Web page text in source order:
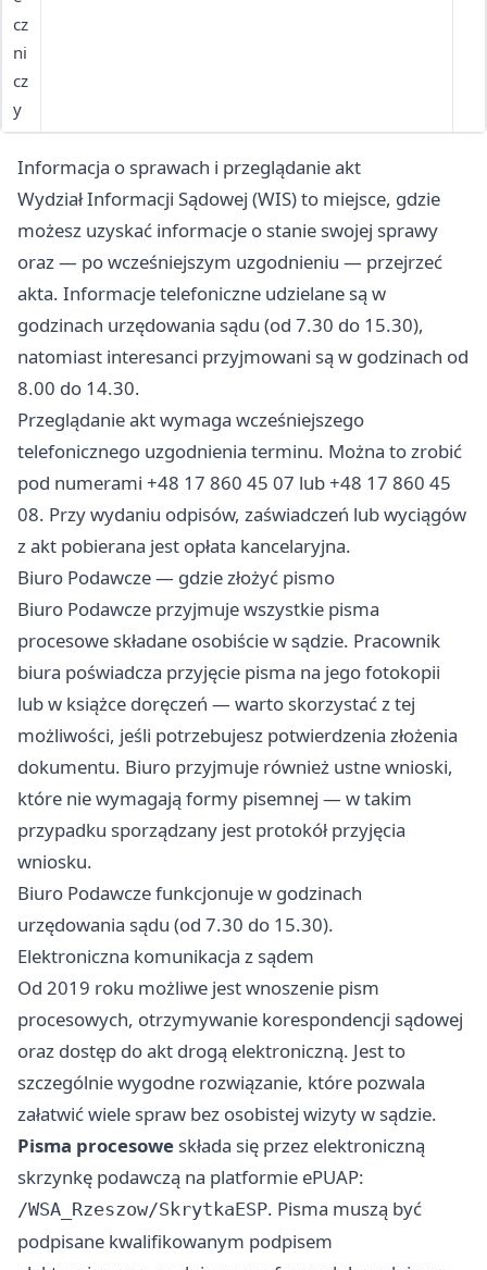
cz
ni
cz
y
osobowych, informacja publiczna, ochrona
informacji niejawnych, świadczenia w drodze
wyjątku, fundusze emerytalne, ubezpieczenia
zdrowotne, lustracja
Informacja o sprawach i przeglądanie akt
Wydział Informacji Sądowej (WIS) to miejsce, gdzie
możesz uzyskać informacje o stanie swojej sprawy
oraz — po wcześniejszym uzgodnieniu — przejrzeć
akta. Informacje telefoniczne udzielane są w
godzinach urzędowania sądu (od 7.30 do 15.30),
natomiast interesanci przyjmowani są w godzinach od
8.00 do 14.30.
Przeglądanie akt wymaga wcześniejszego
telefonicznego uzgodnienia terminu. Można to zrobić
pod numerami +48 17 860 45 07 lub +48 17 860 45
08. Przy wydaniu odpisów, zaświadczeń lub wyciągów
z akt pobierana jest opłata kancelaryjna.
Biuro Podawcze — gdzie złożyć pismo
Biuro Podawcze przyjmuje wszystkie pisma
procesowe składane osobiście w sądzie. Pracownik
biura poświadcza przyjęcie pisma na jego fotokopii
lub w książce doręczeń — warto skorzystać z tej
możliwości, jeśli potrzebujesz potwierdzenia złożenia
dokumentu. Biuro przyjmuje również ustne wnioski,
które nie wymagają formy pisemnej — w takim
przypadku sporządzany jest protokół przyjęcia
wniosku.
Biuro Podawcze funkcjonuje w godzinach
urzędowania sądu (od 7.30 do 15.30).
Elektroniczna komunikacja z sądem
Od 2019 roku możliwe jest wnoszenie pism
procesowych, otrzymywanie korespondencji sądowej
oraz dostęp do akt drogą elektroniczną. Jest to
szczególnie wygodne rozwiązanie, które pozwala
załatwić wiele spraw bez osobistej wizyty w sądzie.
Pisma procesowe składa się przez elektroniczną
skrzynkę podawczą na platformie ePUAP:
/WSA_Rzeszow/SkrytkaESP. Pisma muszą być
podpisane kwalifikowanym podpisem